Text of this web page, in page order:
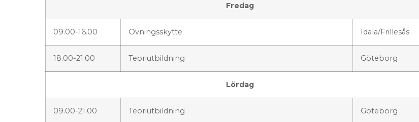
Fredag
09.00-16.00 Övningsskytte Idala/Frillesås
18.00-21.00 Teoriutbildning Göteborg
Lördag
09.00-21.00 Teoriutbildning Göteborg